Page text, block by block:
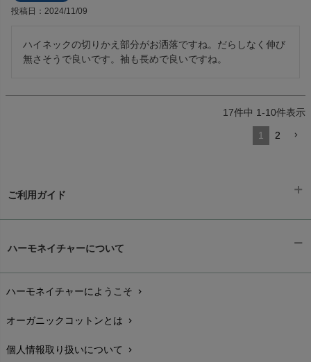
投稿日 2024/11/09
ハイネックの切りかえ部分がお洒落ですね。だらしなく伸び
無さそうで良いです。袖も長めで良いですね。
17件中 1-10件表示
1 2
ご利用ガイド
配送と送料chevron_right
在庫状況と発送予定chevron_right
サイズ・寸法chevron_right
ハーモネイチャーについて
ハーモネイチャーにようこそ chevron_right
オーガニックコットンとは chevron_right
個人情報取り扱いについて chevron_right